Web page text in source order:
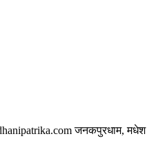
जनकपुरधाम,